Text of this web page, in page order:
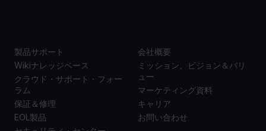
製品サポート
Wikiナレッジベース
クラウド・サポート・フォー
ラム
保証＆修理
EOL製品
会社概要
ミッション、ビジョン＆バリ
ュー
マーケティング資料
キャリア
お問い合わせ